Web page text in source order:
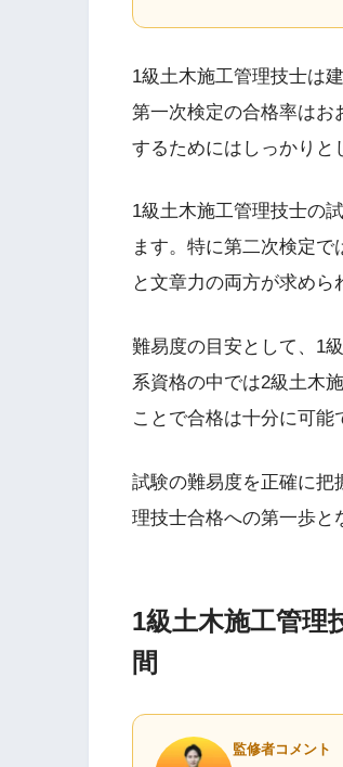
1級土木施工管理技士は
第一次検定の合格率はお
するためにはしっかりと
1級土木施工管理技士の
ます。特に第二次検定
と文章力の両方が求めら
難易度の目安として、1
系資格の中では2級土木
ことで合格は十分に可能
試験の難易度を正確に把
理技士合格への第一歩と
1級土木施工管理
間
監修者コメント